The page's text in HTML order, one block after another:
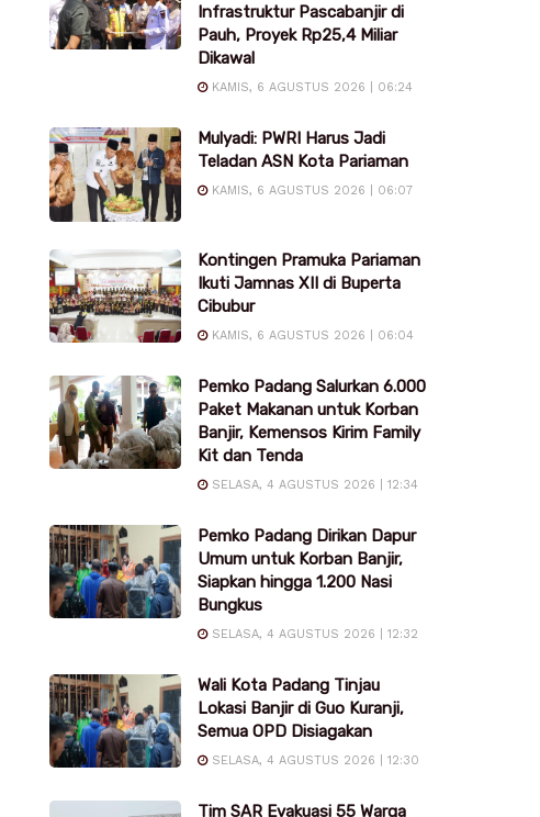
Infrastruktur Pascabanjir di
Pauh, Proyek Rp25,4 Miliar
Dikawal
KAMIS, 6 AGUSTUS 2026 | 06:24
Mulyadi: PWRI Harus Jadi
Teladan ASN Kota Pariaman
KAMIS, 6 AGUSTUS 2026 | 06:07
Kontingen Pramuka Pariaman
Ikuti Jamnas XII di Buperta
Cibubur
KAMIS, 6 AGUSTUS 2026 | 06:04
Pemko Padang Salurkan 6.000
Paket Makanan untuk Korban
Banjir, Kemensos Kirim Family
Kit dan Tenda
SELASA, 4 AGUSTUS 2026 | 12:34
Pemko Padang Dirikan Dapur
Umum untuk Korban Banjir,
Siapkan hingga 1.200 Nasi
Bungkus
SELASA, 4 AGUSTUS 2026 | 12:32
Wali Kota Padang Tinjau
Lokasi Banjir di Guo Kuranji,
Semua OPD Disiagakan
SELASA, 4 AGUSTUS 2026 | 12:30
Tim SAR Evakuasi 55 Warga